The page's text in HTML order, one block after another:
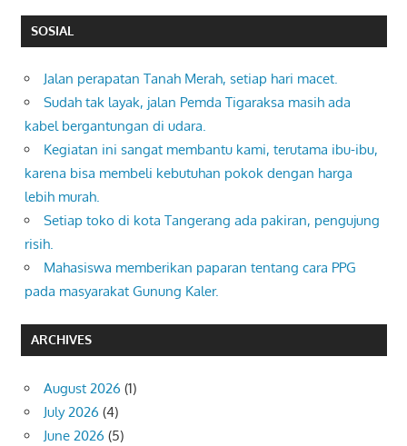
SOSIAL
Jalan perapatan Tanah Merah, setiap hari macet.
Sudah tak layak, jalan Pemda Tigaraksa masih ada
kabel bergantungan di udara.
Kegiatan ini sangat membantu kami, terutama ibu-ibu,
karena bisa membeli kebutuhan pokok dengan harga
lebih murah.
Setiap toko di kota Tangerang ada pakiran, pengujung
risih.
Mahasiswa memberikan paparan tentang cara PPG
pada masyarakat Gunung Kaler.
ARCHIVES
August 2026 (1)
July 2026 (4)
June 2026 (5)